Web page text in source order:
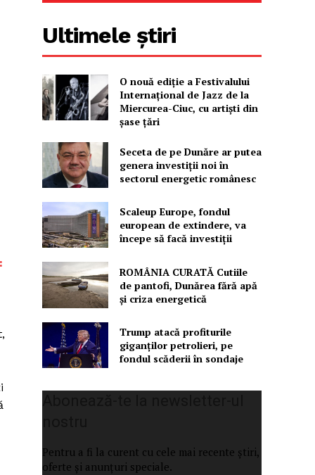
Ultimele știri
O nouă ediţie a Festivalului
Internaţional de Jazz de la
Miercurea-Ciuc, cu artişti din
şase ţări
Seceta de pe Dunăre ar putea
genera investiții noi în
sectorul energetic românesc
Scaleup Europe, fondul
european de extindere, va
începe să facă investiții
ROMÂNIA CURATĂ Cutiile
de pantofi, Dunărea fără apă
și criza energetică
Trump atacă profiturile
giganților petrolieri, pe
fondul scăderii în sondaje
Pentru a fi la curent cu cele mai recente știri,
oferte și anunțuri speciale.